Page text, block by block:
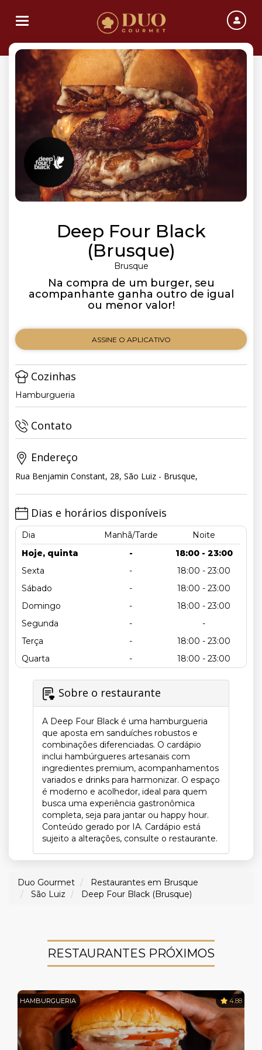
Toggle navigation
Deep Four Black
(Brusque)
Brusque
Na compra de um burger, seu
acompanhante ganha outro de igual
ou menor valor!
ASSINE O APLICATIVO
Cozinhas
Hamburgueria
Contato
Endereço
Rua Benjamin Constant, 28, São Luiz - Brusque,
Dias e horários disponíveis
Dia Manhã/Tarde
Noite
Hoje, quinta
-
18:00 - 23:00
Sexta
-
18:00 - 23:00
Sábado
-
18:00 - 23:00
Domingo
-
18:00 - 23:00
Segunda
-
-
Terça
-
18:00 - 23:00
Quarta
- 18:00 - 23:00
Sobre o restaurante
A Deep Four Black é uma hamburgueria
que aposta em sanduíches robustos e
combinações diferenciadas. O cardápio
inclui hambúrgueres artesanais com
ingredientes premium, acompanhamentos
variados e drinks para harmonizar. O espaço
é moderno e acolhedor, ideal para quem
busca uma experiência gastronômica
completa, seja para jantar ou happy hour.
Conteúdo gerado por IA. Cardápio está
sujeito a alterações, consulte o restaurante.
Duo Gourmet
Restaurantes em Brusque
São Luiz
Deep Four Black (Brusque)
RESTAURANTES PRÓXIMOS
HAMBURGUERIA 4.88